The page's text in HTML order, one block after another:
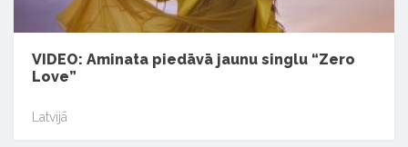
VIDEO: Aminata piedāvā jaunu singlu “Zero
Love”
Latvijā